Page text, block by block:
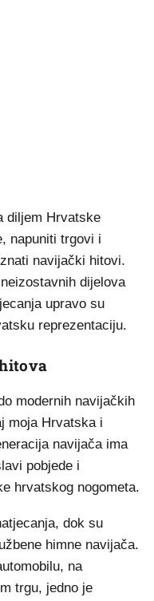
diljem Hrvatske
napuniti trgovi i
navijački hitovi.
dijelova
upravo su
reprezentaciju.
modernih navijačkih
moja Hrvatska i
navijača ima
pobjede i
hrvatskog nogometa.
dok su
himne navijača.
na
trgu, jedno je